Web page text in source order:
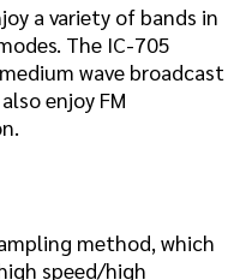
a variety of bands in
modes. The IC-705
wave broadcast
enjoy FM
method, which
speed/high